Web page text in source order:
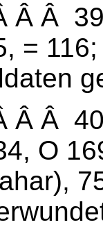
Â Â
=
Â Â
O